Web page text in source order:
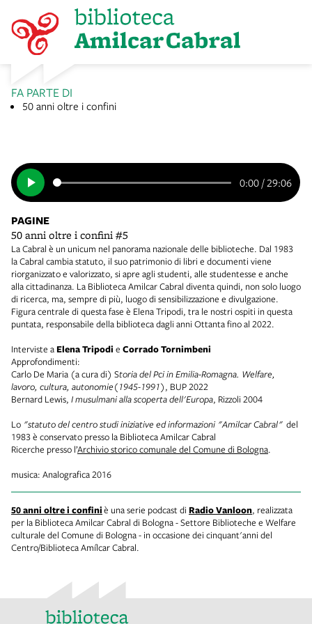
0:00 / 29:06
PAGINE
50 anni oltre i confini #5
La Cabral è un unicum nel panorama nazionale delle biblioteche. Dal 1983
la Cabral cambia statuto, il suo patrimonio di libri e documenti viene
riorganizzato e valorizzato, si apre agli studenti, alle studentesse e anche
alla cittadinanza. La Biblioteca Amilcar Cabral diventa quindi, non solo luogo
di ricerca, ma, sempre di più, luogo di sensibilizzazione e divulgazione.
Figura centrale di questa fase è Elena Tripodi, tra le nostri ospiti in questa
puntata, responsabile della biblioteca dagli anni Ottanta fino al 2022.
Interviste a Elena Tripodi e Corrado Tornimbeni
Approfondimenti:
Carlo De Maria (a cura di) Storia del Pci in Emilia-Romagna. Welfare,
lavoro, cultura, autonomie(1945-1991), BUP 2022
Bernard Lewis, I musulmani alla scoperta dell'Europa, Rizzoli 2004
Lo "statuto del centro studi iniziative ed informazioni "Amilcar Cabral" del
1983 è conservato presso la Biblioteca Amilcar Cabral
Ricerche presso l’Archivio storico comunale del Comune di Bologna.
musica: Analografica 2016
50 anni oltre i confiniè una serie podcast di Radio Vanloon, realizzata
per la Biblioteca Amilcar Cabral di Bologna - Settore Biblioteche e Welfare
culturale del Comune di Bologna - in occasione dei cinquant'anni del
Centro/Biblioteca Amílcar Cabral.
FA PARTE DI
50 anni oltre i confini